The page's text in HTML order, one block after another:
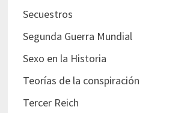
Secuestros
Segunda Guerra Mundial
Sexo en la Historia
Teorías de la conspiración
Tercer Reich